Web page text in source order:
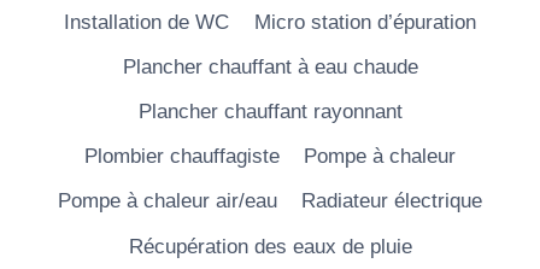
Installation de WC
Micro station d’épuration
Plancher chauffant à eau chaude
Plancher chauffant rayonnant
Plombier chauffagiste
Pompe à chaleur
Pompe à chaleur air/eau
Radiateur électrique
Récupération des eaux de pluie